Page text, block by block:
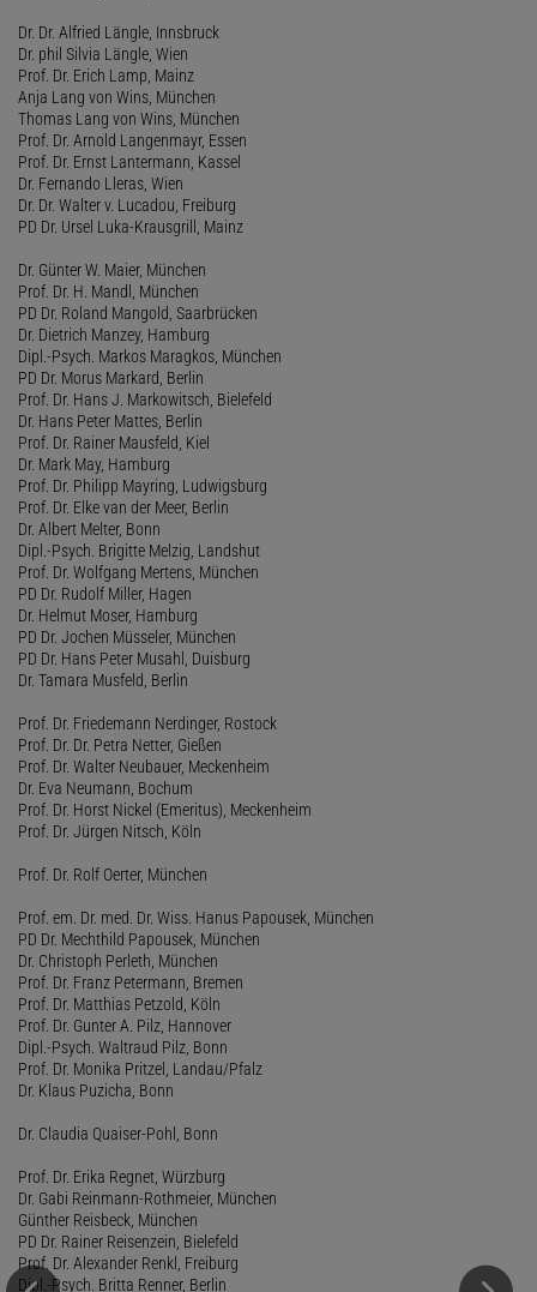
Dr. Dr. Alfried Längle, Innsbruck
Dr. phil Silvia Längle, Wien
Prof. Dr. Erich Lamp, Mainz
Anja Lang von Wins, München
Thomas Lang von Wins, München
Prof. Dr. Arnold Langenmayr, Essen
Prof. Dr. Ernst Lantermann, Kassel
Dr. Fernando Lleras, Wien
Dr. Dr. Walter v. Lucadou, Freiburg
PD Dr. Ursel Luka-Krausgrill, Mainz
Dr. Günter W. Maier, München
Prof. Dr. H. Mandl, München
PD Dr. Roland Mangold, Saarbrücken
Dr. Dietrich Manzey, Hamburg
Dipl.-Psych. Markos Maragkos, München
PD Dr. Morus Markard, Berlin
Prof. Dr. Hans J. Markowitsch, Bielefeld
Dr. Hans Peter Mattes, Berlin
Prof. Dr. Rainer Mausfeld, Kiel
Dr. Mark May, Hamburg
Prof. Dr. Philipp Mayring, Ludwigsburg
Prof. Dr. Elke van der Meer, Berlin
Dr. Albert Melter, Bonn
Dipl.-Psych. Brigitte Melzig, Landshut
Prof. Dr. Wolfgang Mertens, München
PD Dr. Rudolf Miller, Hagen
Dr. Helmut Moser, Hamburg
PD Dr. Jochen Müsseler, München
PD Dr. Hans Peter Musahl, Duisburg
Dr. Tamara Musfeld, Berlin
Prof. Dr. Friedemann Nerdinger, Rostock
Prof. Dr. Dr. Petra Netter, Gießen
Prof. Dr. Walter Neubauer, Meckenheim
Dr. Eva Neumann, Bochum
Prof. Dr. Horst Nickel (Emeritus), Meckenheim
Prof. Dr. Jürgen Nitsch, Köln
Prof. Dr. Rolf Oerter, München
Prof. em. Dr. med. Dr. Wiss. Hanus Papousek, München
PD Dr. Mechthild Papousek, München
Dr. Christoph Perleth, München
Prof. Dr. Franz Petermann, Bremen
Prof. Dr. Matthias Petzold, Köln
Prof. Dr. Gunter A. Pilz, Hannover
Dipl.-Psych. Waltraud Pilz, Bonn
Prof. Dr. Monika Pritzel, Landau/Pfalz
Dr. Klaus Puzicha, Bonn
Dr. Claudia Quaiser-Pohl, Bonn
Prof. Dr. Erika Regnet, Würzburg
Dr. Gabi Reinmann-Rothmeier, München
Günther Reisbeck, München
PD Dr. Rainer Reisenzein, Bielefeld
Prof. Dr. Alexander Renkl, Freiburg
Dipl.-Psych. Britta Renner, Berlin